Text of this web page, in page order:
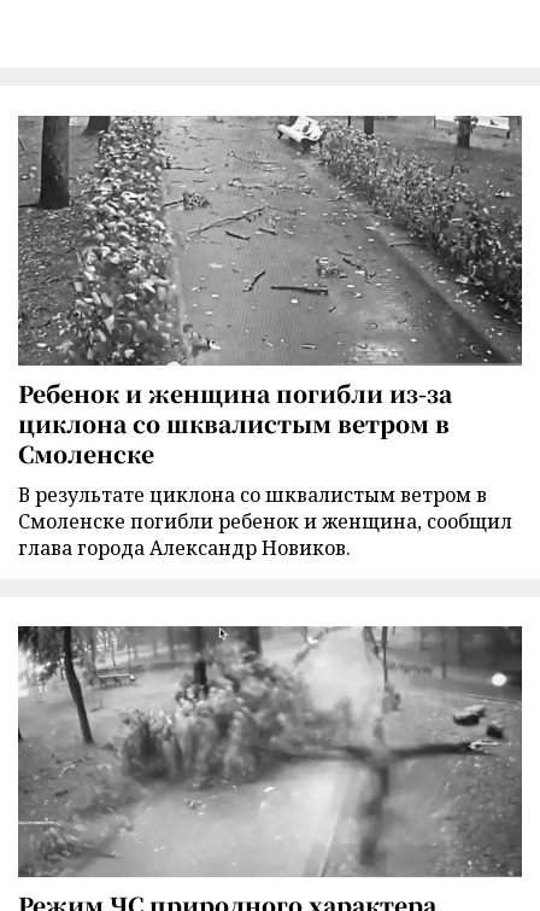
Ребенок и женщина погибли из-за
циклона со шквалистым ветром в
Смоленске
В результате циклона со шквалистым ветром в
Смоленске погибли ребенок и женщина, сообщил
глава города Александр Новиков.
Режим ЧС природного характера